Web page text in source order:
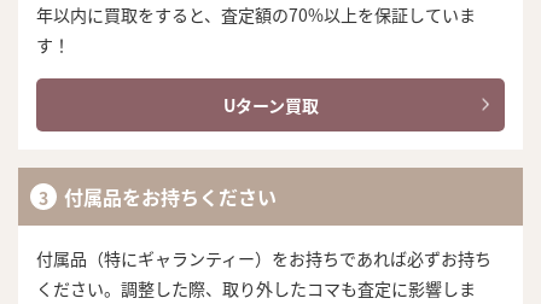
年以内に買取をすると、査定額の70%以上を保証していま
す！
Uターン買取
付属品をお持ちください
付属品（特にギャランティー）をお持ちであれば必ずお持ち
ください。調整した際、取り外したコマも査定に影響しま